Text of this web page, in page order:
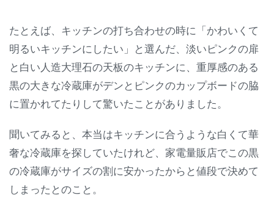
たとえば、キッチンの打ち合わせの時に「かわいくて
明るいキッチンにしたい」と選んだ、淡いピンクの扉
と白い人造大理石の天板のキッチンに、重厚感のある
黒の大きな冷蔵庫がデンとピンクのカップボードの脇
に置かれてたりして驚いたことがありました。
聞いてみると、本当はキッチンに合うような白くて華
奢な冷蔵庫を探していたけれど、家電量販店でこの黒
の冷蔵庫がサイズの割に安かったからと値段で決めて
しまったとのこと。